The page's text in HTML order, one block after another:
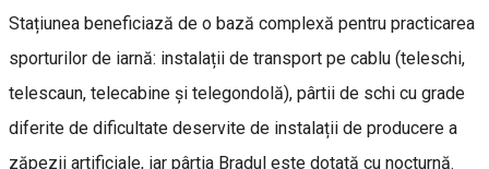
Stațiunea beneficiază de o bază complexă pentru practicarea
sporturilor de iarnă: instalații de transport pe cablu (teleschi,
telescaun, telecabine și telegondolă), pârtii de schi cu grade
diferite de dificultate deservite de instalații de producere a
zăpezii artificiale, iar pârtia Bradul este dotată cu nocturnă.